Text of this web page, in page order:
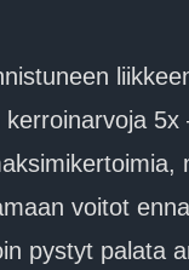
5x
voitot
pystyt palata